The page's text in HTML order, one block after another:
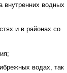
внутренних водных
и в районах со
водах, так